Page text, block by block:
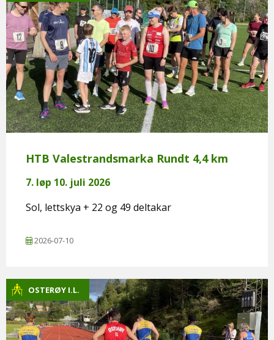
HTB Valestrandsmarka Rundt 4,4 km
7. løp 10. juli 2026
Sol, lettskya + 22 og 49 deltakar
2026-07-10
OSTERØY I.L.